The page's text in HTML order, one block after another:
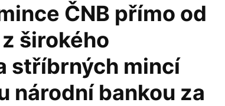
ČNB přímo od
širokého
stříbrných mincí
národní bankou za